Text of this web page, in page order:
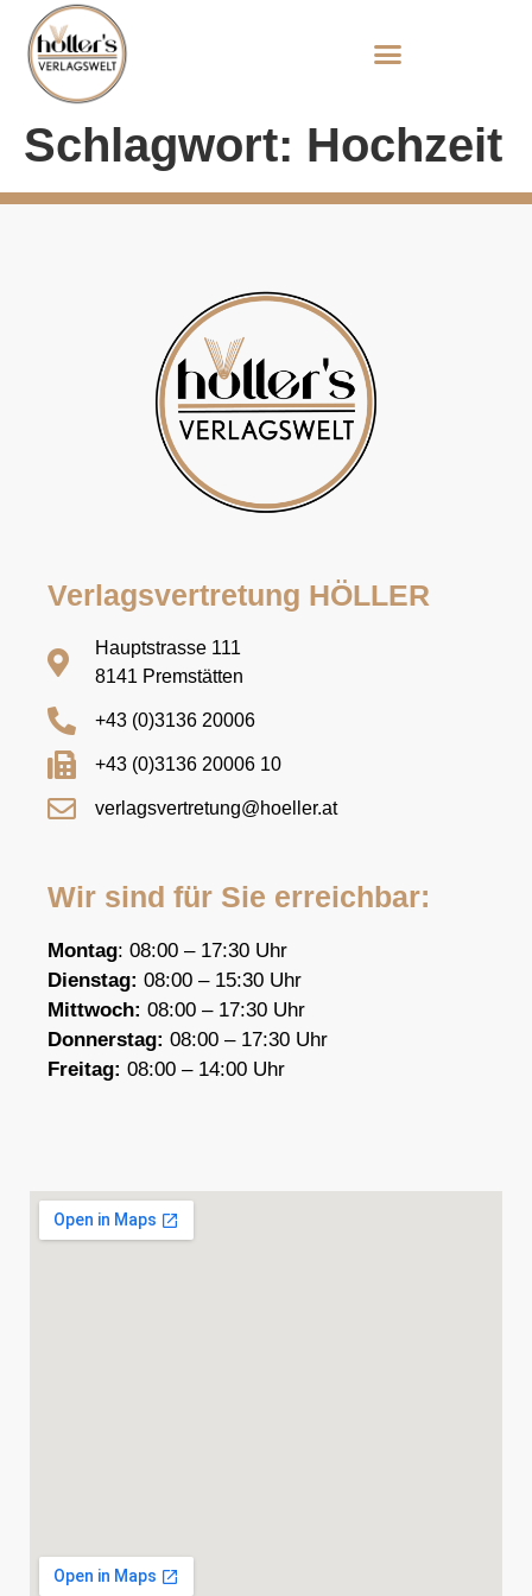
Schlagwort: Hochzeit
Verlagsvertretung HÖLLER
Hauptstrasse 111
8141 Premstätten
+43 (0)3136 20006
+43 (0)3136 20006 10
verlagsvertretung@hoeller.at
Wir sind für Sie erreichbar:
Montag: 08:00 – 17:30 Uhr
Dienstag: 08:00 – 15:30 Uhr
Mittwoch: 08:00 – 17:30 Uhr
Donnerstag: 08:00 – 17:30 Uhr
Freitag: 08:00 – 14:00 Uhr